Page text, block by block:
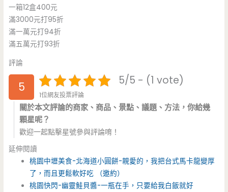
一箱12盒400元
滿3000元打95折
滿一萬元打94折
滿五萬元打93折
評論
5 5/5 - (1 vote)
1位網友投票評論
關於本文評論的商家、商品、景點、議題、方法，你給幾
顆星呢？
歡迎一起點擊星號參與評論唷！
延伸閱讀
桃園中壢美食-北海道小圓餅-親愛的，我把台式馬卡龍變厚
了，而且更鬆軟好吃 （邀約）
桃園快閃-幽靈鮭貝醬-一瓶在手，只要給我白飯就好